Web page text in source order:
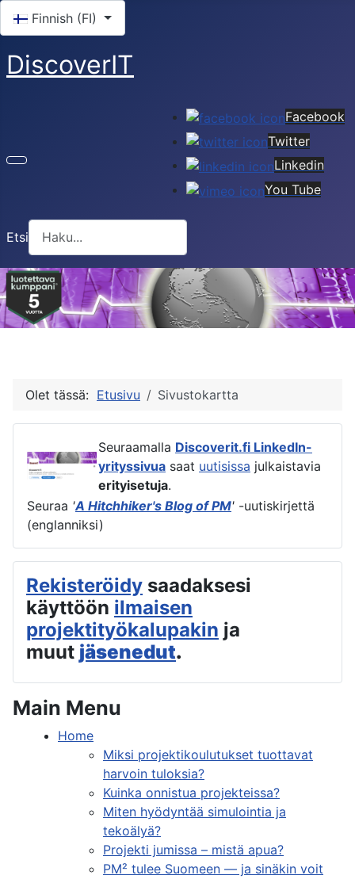
Finnish (FI)
DiscoverIT
Facebook
Twitter
Linkedin
You Tube
Etsi
Olet tässä: Etusivu Sivustokartta
Seuraamalla Discoverit.fi LinkedIn-
yrityssivua saat uutisissa julkaistavia
erityisetuja.
Seuraa 'A Hitchhiker's Blog of PM' -uutiskirjettä
(englanniksi)
Rekisteröidy saadaksesi
käyttöön ilmaisen
projektityökalupakin ja
muut jäsenedut.
Main Menu
Home
Miksi projektikoulutukset tuottavat
harvoin tuloksia?
Kuinka onnistua projekteissa?
Miten hyödyntää simulointia ja
tekoälyä?
Projekti jumissa – mistä apua?
PM² tulee Suomeen — ja sinäkin voit